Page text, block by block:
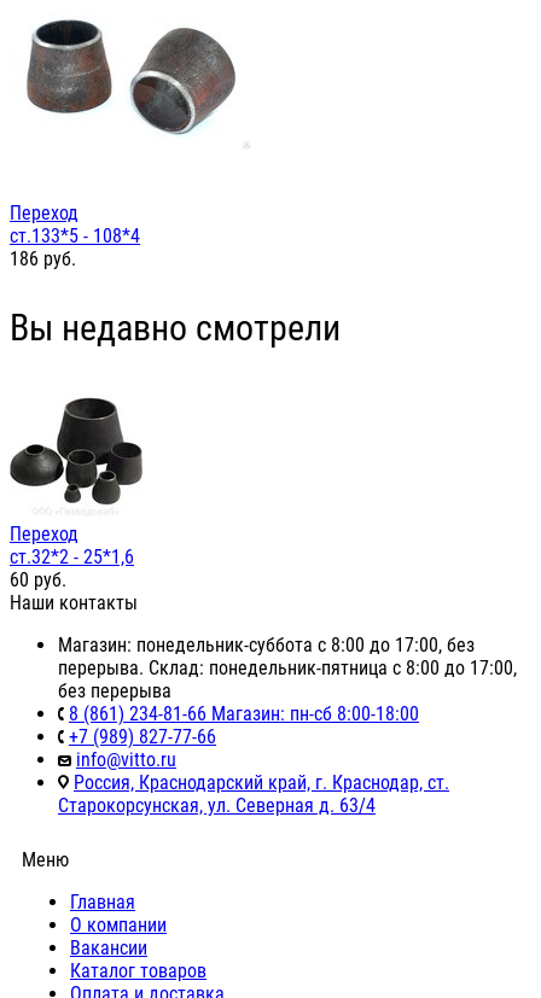
Переход
ст.133*5 - 108*4
186 руб.
Вы недавно смотрели
Переход
ст.32*2 - 25*1,6
60 руб.
Наши контакты
Магазин: понедельник-суббота с 8:00 до 17:00, без
перерыва. Склад: понедельник-пятница с 8:00 до 17:00,
без перерыва
8 (861) 234-81-66 Магазин: пн-сб 8:00-18:00
+7 (989) 827-77-66
info@vitto.ru
Россия, Краснодарский край, г. Краснодар, ст.
Старокорсунская, ул. Северная д. 63/4
Меню
Главная
О компании
Вакансии
Каталог товаров